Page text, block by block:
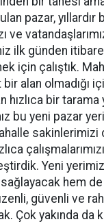
pazar,
ve
ilk günden
için çalıştık.
alan olmadığı
hızlıca bir
bu yeni pazar
Yeni
hem
güvenli ve
Çok yakında da